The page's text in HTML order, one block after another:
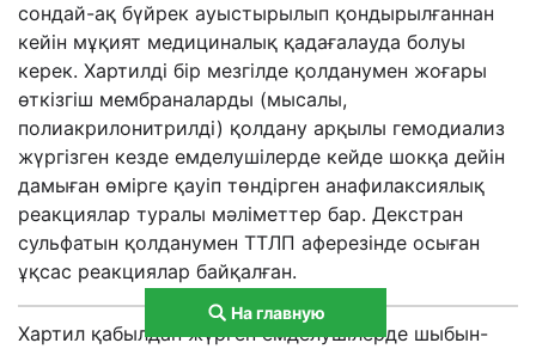
сондай-ақ бүйрек ауыстырылып қондырылғаннан
кейін мұқият медициналық қадағалауда болуы
керек. Хартилді бір мезгілде қолданумен жоғары
өткізгіш мембраналарды (мысалы,
полиакрилонитрилді) қолдану арқылы гемодиализ
жүргізген кезде емделушілерде кейде шокқа дейін
дамыған өмірге қауіп төндірген анафилаксиялық
реакциялар туралы мәліметтер бар. Декстран
сульфатын қолданумен ТТЛП аферезінде осыған
ұқсас реакциялар байқалған.
Хартил қабылдап жүрген емделушілерде шыбын-
На главную